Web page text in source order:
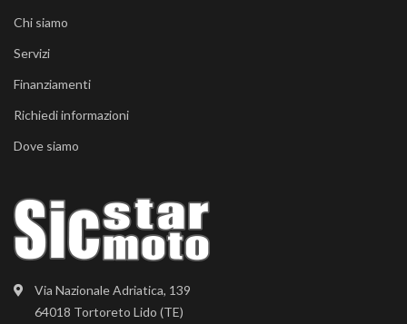
Via Nazionale Adriatica, 139
64018 Tortoreto Lido (TE)
Chi siamo
Servizi
Finanziamenti
Richiedi informazioni
Dove siamo